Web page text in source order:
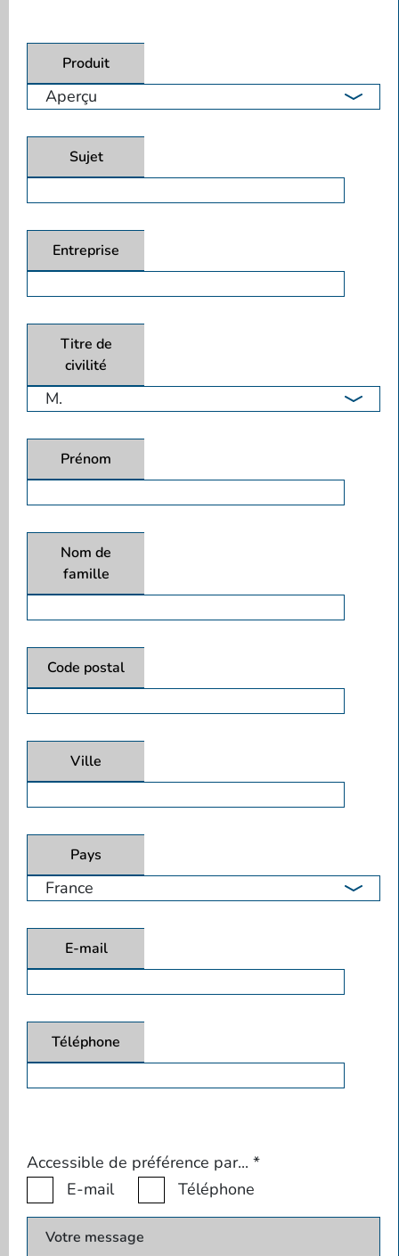
Produit
Sujet
Entreprise
Titre de
civilité
Prénom
Nom de
famille
Code postal
Ville
Pays
E-mail
Téléphone
Accessible de préférence par... *
E-mail
Téléphone
Votre message